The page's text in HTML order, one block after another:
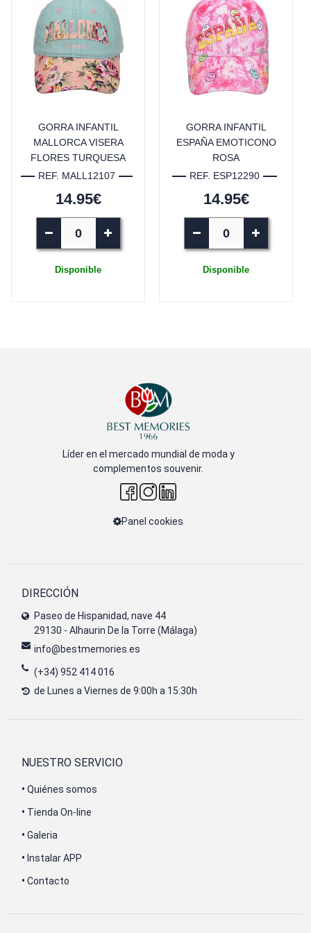
GORRA INFANTIL
MALLORCA VISERA
FLORES TURQUESA
REF. MALL12107
14.95€
Disponible
GORRA INFANTIL
ESPAÑA EMOTICONO
ROSA
REF. ESP12290
14.95€
Disponible
Líder en el mercado mundial de moda y
complementos souvenir.
Panel cookies
DIRECCIÓN
Paseo de Hispanidad, nave 44
29130 - Alhaurin De la Torre (Málaga)
info@bestmemories.es
(+34) 952 414 016
de Lunes a Viernes de 9:00h a 15:30h
NUESTRO SERVICIO
• Quiénes somos
• Tienda On-line
• Galeria
• Instalar APP
• Contacto